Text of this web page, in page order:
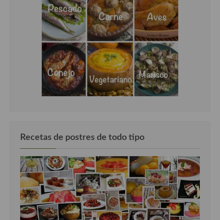
Cocina Azerí (Azerbaiyán)
Cocina de Egipto
Cocina de Tunez
Cocina Oriental
Cocina Tailandesa
Cocina Coreana
Cocina HIndú
Cocina China
Recetas de postres de todo tipo